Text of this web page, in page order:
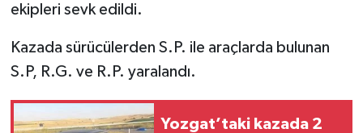
ekipleri sevk edildi.
Kazada sürücülerden S.P. ile araçlarda bulunan
S.P, R.G. ve R.P. yaralandı.
Yozgat’taki kazada 2